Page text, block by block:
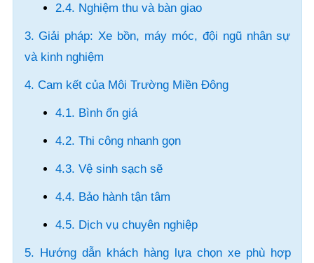
2.4. Nghiệm thu và bàn giao
3. Giải pháp: Xe bồn, máy móc, đội ngũ nhân sự
và kinh nghiệm
4. Cam kết của Môi Trường Miền Đông
4.1. Bình ổn giá
4.2. Thi công nhanh gọn
4.3. Vệ sinh sạch sẽ
4.4. Bảo hành tận tâm
4.5. Dịch vụ chuyên nghiệp
5. Hướng dẫn khách hàng lựa chọn xe phù hợp